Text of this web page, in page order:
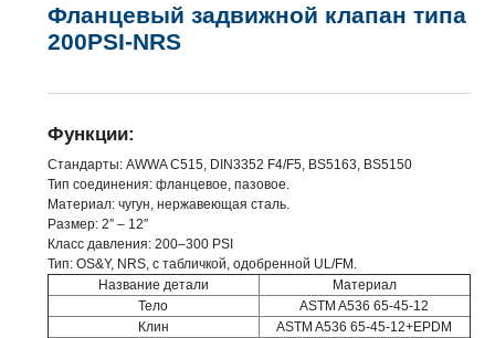
Фланцевый задвижной клапан типа
200PSI-NRS
Функции:
Стандарты: AWWA C515, DIN3352 F4/F5, BS5163, BS5150
Тип соединения: фланцевое, пазовое.
Материал: чугун, нержавеющая сталь.
Размер: 2″ – 12″
Класс давления: 200–300 PSI
Тип: OS&Y, NRS, с табличкой, одобренной UL/FM.
Название детали
Материал
Тело
ASTM A536 65-45-12
Клин
ASTM A536 65-45-12+EPDM